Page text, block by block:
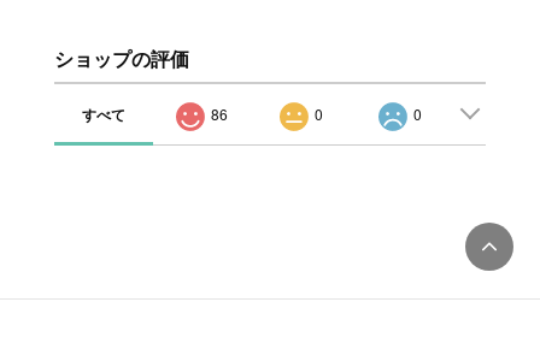
ショップの評価
すべて 86 0 0